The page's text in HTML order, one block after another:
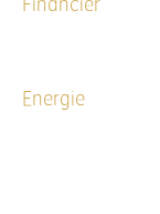
Financier
Energie